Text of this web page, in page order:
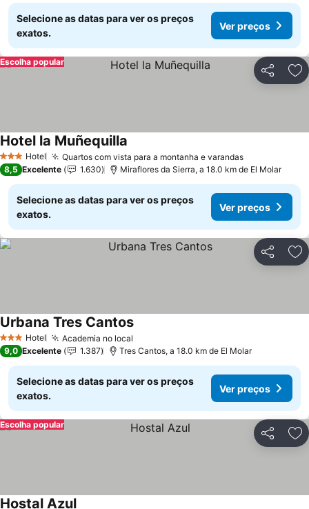
Selecione as datas para ver os preços
exatos.
Ver preços
Partilhar
Escolha popular
3 EstrelasHotel Quartos com vista para a montanha e varandas
Hotel la Muñequilla
8,5 Excelente 1.630 Miraflores da Sierra, a 18.0 km de El Molar
Selecione as datas para ver os preços
exatos.
Ver preços
Partilhar
3 EstrelasHotel Academia no local
Urbana Tres Cantos
9,0 Excelente 1.387 Tres Cantos, a 18.0 km de El Molar
Selecione as datas para ver os preços
exatos.
Ver preços
Partilhar
Escolha popular
Hostal Azul